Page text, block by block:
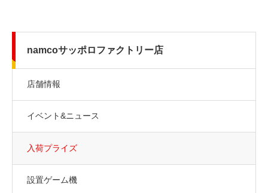
namcoサッポロファクトリー店
店舗情報
イベント&ニュース
入荷プライズ
設置ゲーム機